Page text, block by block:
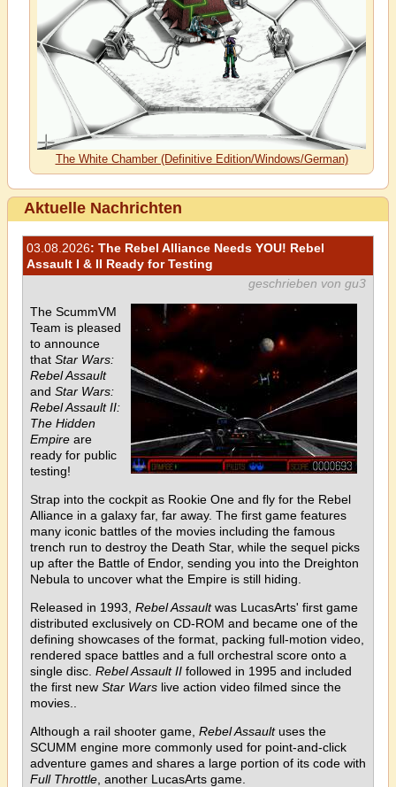
The White Chamber (Definitive Edition/Windows/German)
Aktuelle Nachrichten
03.08.2026: The Rebel Alliance Needs YOU! Rebel
Assault I & II Ready for Testing
geschrieben von gu3
The ScummVM
Team is pleased
to announce
that Star Wars:
Rebel Assault
and Star Wars:
Rebel Assault II:
The Hidden
Empire are
ready for public
testing!
Strap into the cockpit as Rookie One and fly for the Rebel
Alliance in a galaxy far, far away. The first game features
many iconic battles of the movies including the famous
trench run to destroy the Death Star, while the sequel picks
up after the Battle of Endor, sending you into the Dreighton
Nebula to uncover what the Empire is still hiding.
Released in 1993, Rebel Assaultwas LucasArts' first game
distributed exclusively on CD-ROM and became one of the
defining showcases of the format, packing full-motion video,
rendered space battles and a full orchestral score onto a
single disc. Rebel Assault II followed in 1995 and included
the first new Star Wars live action video filmed since the
movies..
Although a rail shooter game, Rebel Assaultuses the
SCUMM engine more commonly used for point-and-click
adventure games and shares a large portion of its code with
Full Throttle , another LucasArts game.